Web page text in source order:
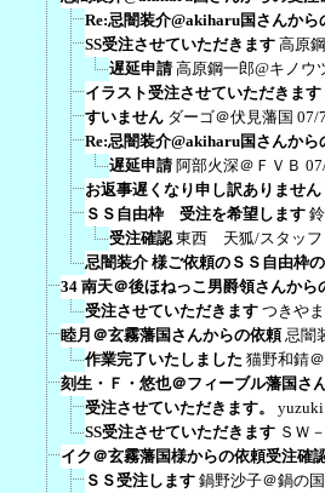
Re:忌闇装介@akiharu国さんから
SS受注させていただきます 高原
遅延申請 高原鋼一郎@キノウ
イラスト受注させていただきます
すいません ダーゴ＠伏見藩国 07/
Re:忌闇装介@akiharu国さんから
遅延申請 阿部火深＠ＦＶＢ
お返事遅くなり申し訳ありません
ＳＳ自由枠 受注を希望します
受注確認 東西 天狐/スタッフ
忌闇装介 様ご依頼のＳＳ自由枠の
34 南天＠後ほねっこ男爵領さんから
受注させていただきます つきや
睦月＠玄霧藩国さんからの依頼 忌闇
作業完了いたしました 猫野和錆
刻生・Ｆ・悠也＠フィーブル藩国さ
受注させていただきます。
SS受注させていただきます ＳＷ
イク＠玄霧藩国様からの依頼受注確認
ＳＳ受注します 鍋野沙子＠鍋の国